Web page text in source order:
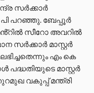
സർക്കാർ
പി പറഞ്ഞു. ബേപ്പൂർ
സീറോ അവറിൽ
സർക്കാർ മാസ്റ്റർ
എം കെ
പദ്ധതിയുടെ മാസ്റ്റർ
വകുപ്പ് മന്ത്രി